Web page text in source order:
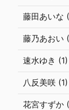
藤田あいな
藤乃あおい
速水ゆき (1)
八反美咲 (1)
花宮すずか